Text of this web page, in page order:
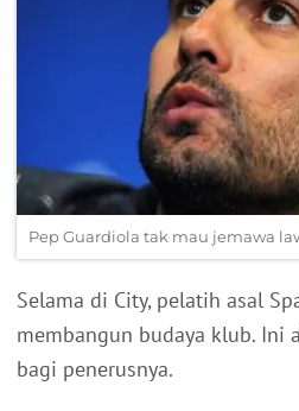
Pep Guardiola tak mau jemawa
Selama di City, pelatih asal
membangun budaya klub. Ini
bagi penerusnya.